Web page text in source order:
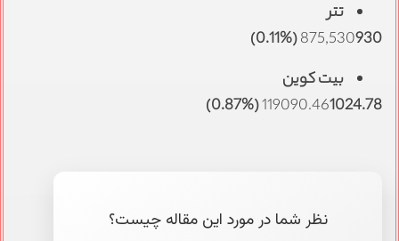
تتر
875,530930 (0.11%)
بیت کوین
119090.461024.78 (0.87%)
نظر شما در مورد این مقاله چیست؟